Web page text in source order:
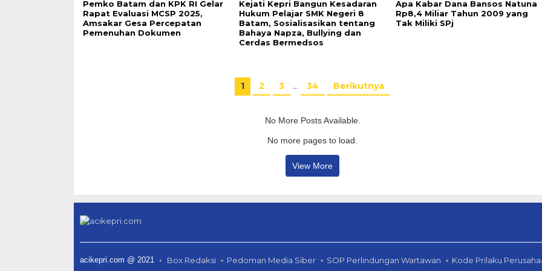
Pemko Batam dan KPK RI Gelar
Rapat Evaluasi MCSP 2025,
Amsakar Gesa Percepatan
Pemenuhan Dokumen
Kejati Kepri Bangun Kesadaran
Hukum Pelajar SMK Negeri 8
Batam, Sosialisasikan tentang
Bahaya Napza, Bullying dan
Cerdas Bermedsos
Apa Kabar Dana Bansos Natuna
Rp8,4 Miliar Tahun 2009 yang
Tak Miliki SPj
1 2 3 … 34 Berikutnya
No More Posts Available.
No more pages to load.
View More
acikepri.com @ 2021 Box Redaksi Pedoman Media Siber SOP Perlindungan Wartawan Kode Prilaku